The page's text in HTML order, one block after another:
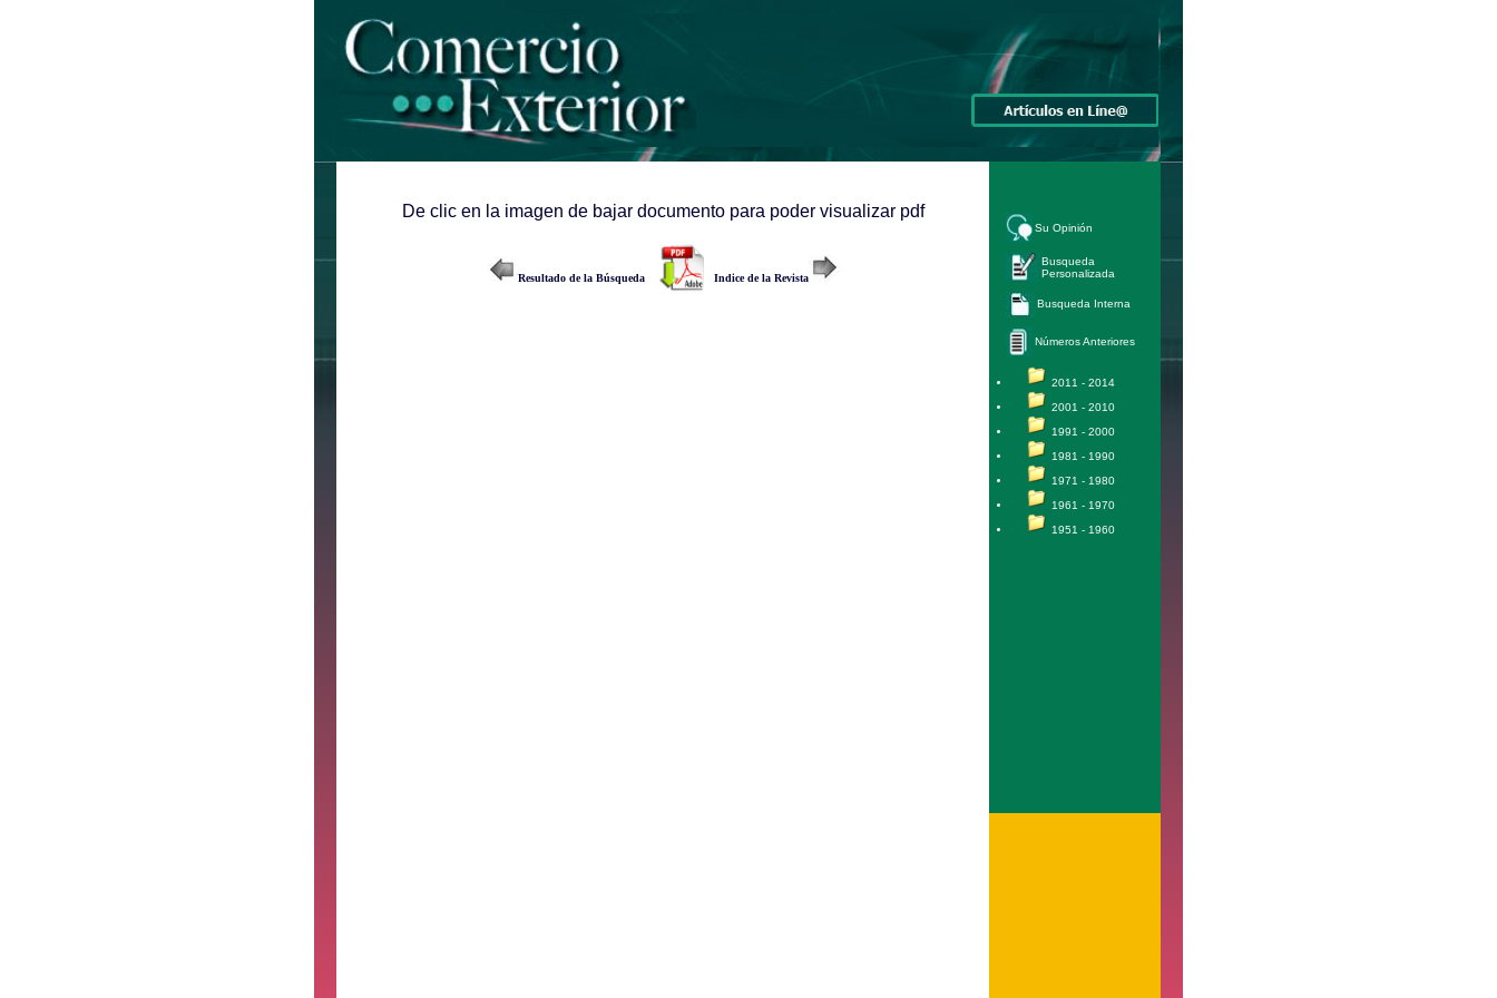
De clic en la imagen de bajar documento para poder visualizar pdf
Resultado de la Búsqueda Indice de la Revista
Su Opinión
Busqueda
Personalizada
Busqueda Interna
Números Anteriores
2011 - 2014
2001 - 2010
1991 - 2000
1981 - 1990
1971 - 1980
1961 - 1970
1951 - 1960